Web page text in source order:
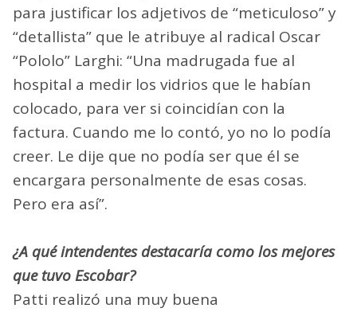
para justificar los adjetivos de “meticuloso” y
“detallista” que le atribuye al radical Oscar
“Pololo” Larghi: “Una madrugada fue al
hospital a medir los vidrios que le habían
colocado, para ver si coincidían con la
factura. Cuando me lo contó, yo no lo podía
creer. Le dije que no podía ser que él se
encargara personalmente de esas cosas.
Pero era así”.
¿A qué intendentes destacaría como los mejores
que tuvo Escobar?
Patti realizó una muy buena